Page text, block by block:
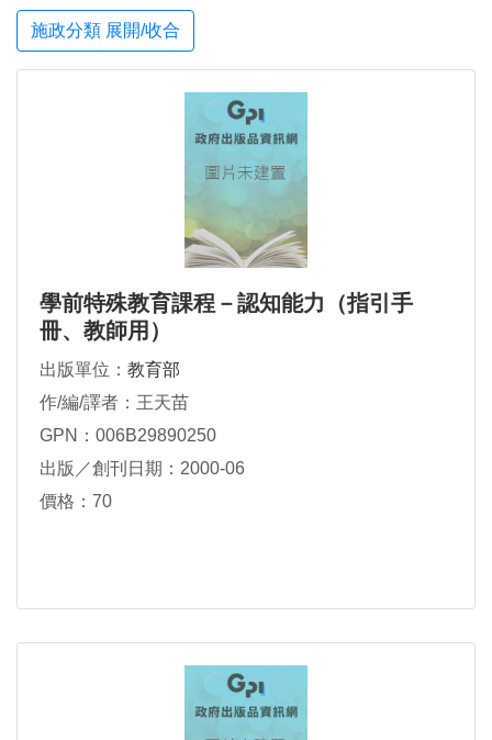
施政分類 展開/收合
學前特殊教育課程－認知能力（指引手
冊、教師用）
出版單位： 教育部
作/編/譯者：王天苗
GPN：006B29890250
出版／創刊日期：2000-06
價格：70